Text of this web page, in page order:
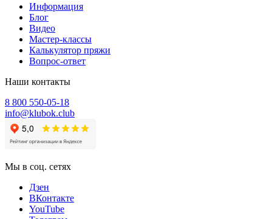
Информация
Блог
Видео
Мастер-классы
Калькулятор пряжи
Вопрос-ответ
Наши контакты
8 800 550-05-18
info@klubok.club
Мы в соц. сетях
Дзен
ВКонтакте
YouTube